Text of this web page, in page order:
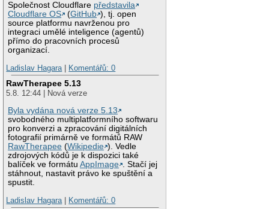
Společnost Cloudflare představila
Cloudflare OS
(GitHub ), tj. open
source platformu navrženou pro
integraci umělé inteligence (agentů)
přímo do pracovních procesů
organizací.
Ladislav Hagara
Komentářů: 0
RawTherapee 5.13
5.8. 12:44 | Nová verze
Byla vydána nová verze 5.13
svobodného multiplatformního softwaru
pro konverzi a zpracování digitálních
fotografií primárně ve formátů RAW
RawTherapee (Wikipedie ). Vedle
zdrojových kódů je k dispozici také
balíček ve formátuAppImage . Stačí jej
stáhnout, nastavit právo ke spuštění a
spustit.
Ladislav Hagara
Komentářů: 0